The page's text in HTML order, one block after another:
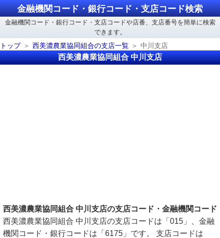
金融機関コード・銀行コード・支店コード検索
金融機関コード・銀行コード・支店コードや店番、支店番号を簡単に検索
できます。
トップ
西美濃農業協同組合の支店一覧 中川支店
西美濃農業協同組合 中川支店
西美濃農業協同組合 中川支店の支店コード・金融機関コード
西美濃農業協同組合 中川支店の支店コードは「015」、金融
機関コード・銀行コードは「6175」です。 支店コードは